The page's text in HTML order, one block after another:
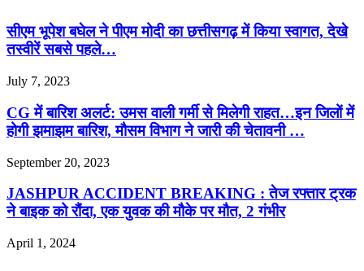
सीएम भूपेश बघेल ने पीएम मोदी का छत्तीसगढ़ में किया स्वागत, देखे
तस्वीरें सबसे पहले…
July 7, 2023
CG में बारिश अलर्ट: उमस वाली गर्मी से मिलेगी राहत…इन जिलों में
होगी झमाझम बारिश, मौसम विभाग ने जारी की चेतावनी …
September 20, 2023
JASHPUR ACCIDENT BREAKING : तेज रफ्तार ट्रक
ने बाइक को रौंदा, एक युवक की मौके पर मौत, 2 गंभीर
April 1, 2024